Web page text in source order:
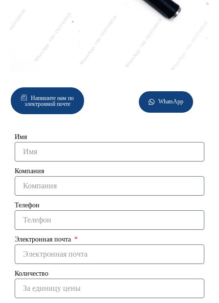
Напишите нам по
электронной почте
WhatsApp
Имя
Компания
Телефон
Электронная почта
Количество